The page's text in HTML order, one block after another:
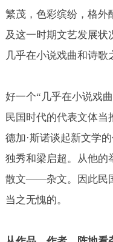
繁茂，色彩缤纷，格外
及这一时期文艺发展状
几乎在小说戏曲和诗歌
好一个“几乎在小说戏
民国时代的代表文体当
德加·斯诺谈起新文学
独秀和梁启超。从他的
散文——杂文。因此民
当之无愧的。